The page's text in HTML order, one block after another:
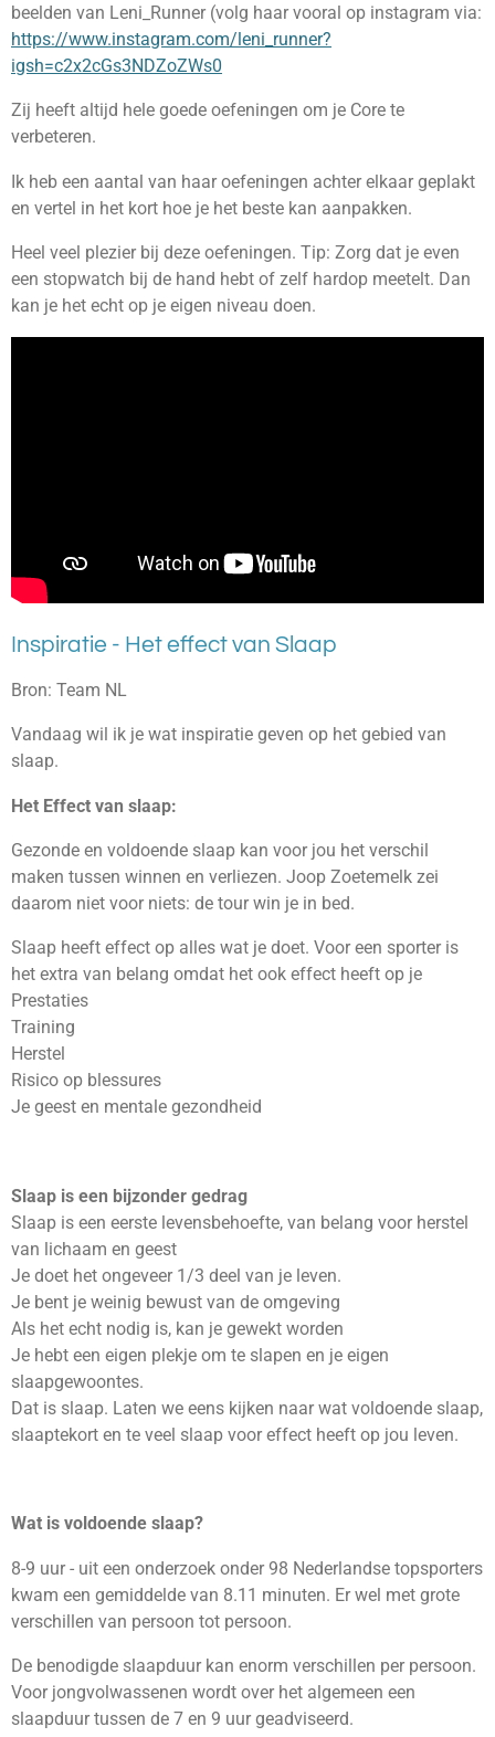
beelden van Leni_Runner (volg haar vooral op instagram via:
https://www.instagram.com/leni_runner?
igsh=c2x2cGs3NDZoZWs0
Zij heeft altijd hele goede oefeningen om je Core te
verbeteren.
Ik heb een aantal van haar oefeningen achter elkaar geplakt
en vertel in het kort hoe je het beste kan aanpakken.
Heel veel plezier bij deze oefeningen. Tip: Zorg dat je even
een stopwatch bij de hand hebt of zelf hardop meetelt. Dan
kan je het echt op je eigen niveau doen.
Inspiratie - Het effect van Slaap
Bron: Team NL
Vandaag wil ik je wat inspiratie geven op het gebied van
slaap.
Het Effect van slaap:
Gezonde en voldoende slaap kan voor jou het verschil
maken tussen winnen en verliezen. Joop Zoetemelk zei
daarom niet voor niets: de tour win je in bed.
Slaap heeft effect op alles wat je doet. Voor een sporter is
het extra van belang omdat het ook effect heeft op je
Prestaties
Training
Herstel
Risico op blessures
Je geest en mentale gezondheid
Slaap is een bijzonder gedrag
Slaap is een eerste levensbehoefte, van belang voor herstel
van lichaam en geest
Je doet het ongeveer 1/3 deel van je leven.
Je bent je weinig bewust van de omgeving
Als het echt nodig is, kan je gewekt worden
Je hebt een eigen plekje om te slapen en je eigen
slaapgewoontes.
Dat is slaap. Laten we eens kijken naar wat voldoende slaap,
slaaptekort en te veel slaap voor effect heeft op jou leven.
Wat is voldoende slaap?
8-9 uur - uit een onderzoek onder 98 Nederlandse topsporters
kwam een gemiddelde van 8.11 minuten. Er wel met grote
verschillen van persoon tot persoon.
De benodigde slaapduur kan enorm verschillen per persoon.
Voor jongvolwassenen wordt over het algemeen een
slaapduur tussen de 7 en 9 uur geadviseerd.